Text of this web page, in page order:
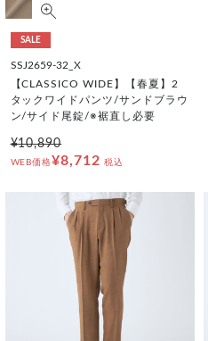
SALE
SSJ2659-32_X
【CLASSICO WIDE】【春夏】2
タックワイドパンツ/サンドブラウ
ン/サイド尾錠/※裾直し必要
¥10,890
WEB価格¥8,712 税込